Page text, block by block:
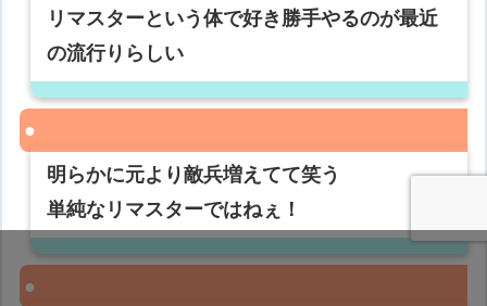
リマスターという体で好き勝手やるのが最近
の流行りらしい
明らかに元より敵兵増えてて笑う
単純なリマスターではねぇ！